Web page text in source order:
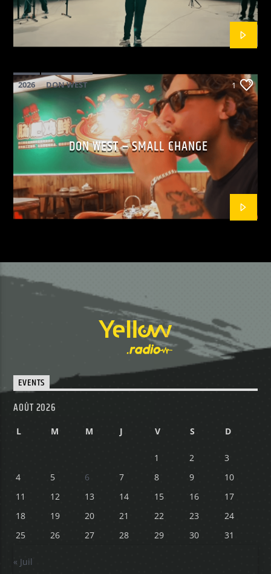
2026
DON WEST
MAINSQUARE FESTIVAL 2026
POP
1
DON WEST – SMALL CHANGE
EVENTS
AOÛT 2026
L M M J V S D
1 2
3
4
5 6 7 8 9
10
11
12 13 14 15 16
17
18
19 20 21 22 23
24
25
26 27 28 29 30 31
« Juil